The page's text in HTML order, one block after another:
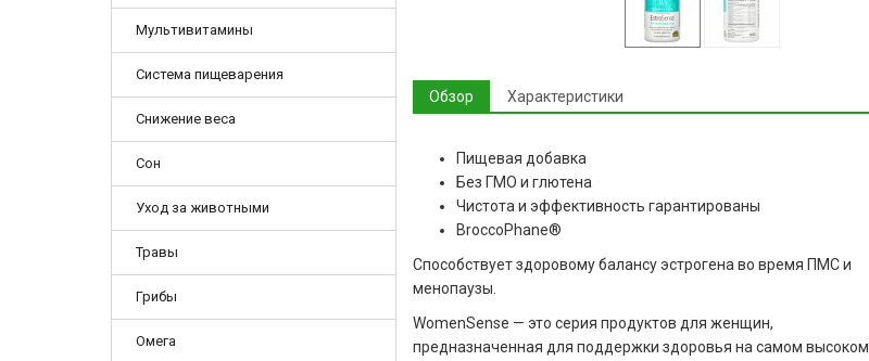
Мультивитамины
Система пищеварения
Снижение веса
Сон
Уход за животными
Травы
Грибы
Омега
Обзор Характеристики
Пищевая добавка
Без ГМО и глютена
Чистота и эффективность гарантированы
BroccoPhane®
Способствует здоровому балансу эстрогена во время ПМС и
менопаузы.
WomenSense — это серия продуктов для женщин,
предназначенная для поддержки здоровья на самом высоком